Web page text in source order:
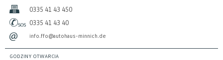
0335 41 43 450
0335 41 43 40
info.ffo@autohaus-minnich.de
GODZINY OTWARCIA